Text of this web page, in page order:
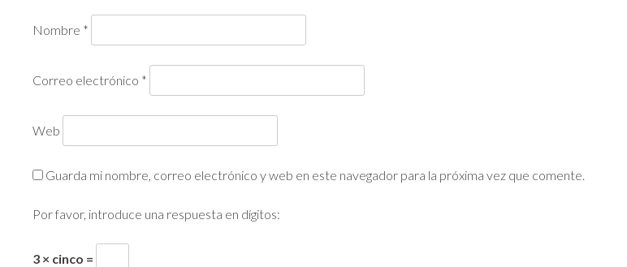
Nombre *
Correo electrónico *
Web
Guarda mi nombre, correo electrónico y web en este navegador para la próxima vez que comente.
Por favor, introduce una respuesta en dígitos:
3 × cinco =